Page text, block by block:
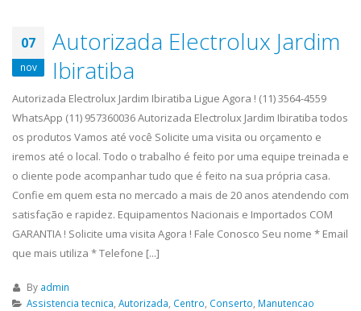
07
nov
Autorizada Electrolux Jardim
Ibiratiba
Autorizada Electrolux Jardim Ibiratiba Ligue Agora ! (11) 3564-4559
WhatsApp (11) 957360036 Autorizada Electrolux Jardim Ibiratiba todos
os produtos Vamos até você Solicite uma visita ou orçamento e
iremos até o local. Todo o trabalho é feito por uma equipe treinada e
o cliente pode acompanhar tudo que é feito na sua própria casa.
Confie em quem esta no mercado a mais de 20 anos atendendo com
satisfação e rapidez. Equipamentos Nacionais e Importados COM
GARANTIA ! Solicite uma visita Agora ! Fale Conosco Seu nome * Email
que mais utiliza * Telefone [...]
By admin
Assistencia tecnica, Autorizada, Centro, Conserto, Manutencao